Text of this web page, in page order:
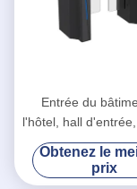
Entrée du
l'hôtel, hall d'entrée,
de l'entrée, porte
piétonne
Obtenez le
prix